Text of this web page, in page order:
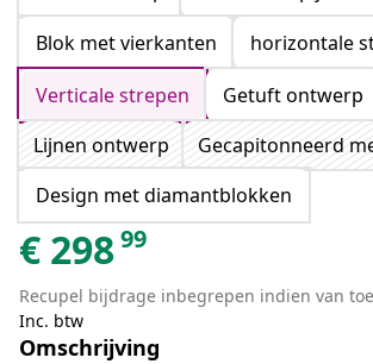
Blok met vierkanten
horizontale
Verticale strepen
Getuft ontwerp
Lijnen ontwerp
Gecapitonneerd
Design met diamantblokken
€ 29899
Recupel bijdrage inbegrepen indien van
Inc. btw
Omschrijving